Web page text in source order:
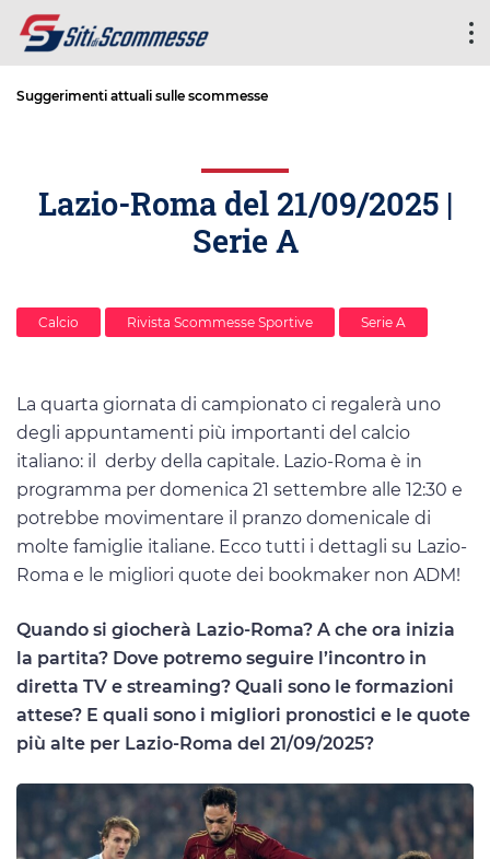
Suggerimenti attuali sulle scommesse
Lazio-Roma del 21/09/2025 |
Serie A
Calcio Rivista Scommesse Sportive Serie A
La quarta giornata di campionato ci regalerà uno
degli appuntamenti più importanti del calcio
italiano: il derby della capitale. Lazio-Roma è in
programma per domenica 21 settembre alle 12:30 e
potrebbe movimentare il pranzo domenicale di
molte famiglie italiane. Ecco tutti i dettagli su Lazio-
Roma e le migliori quote dei bookmaker non ADM!
Quando si giocherà Lazio-Roma? A che ora inizia
la partita? Dove potremo seguire l’incontro in
diretta TV e streaming? Quali sono le formazioni
attese? E quali sono i migliori pronostici e le quote
più alte per Lazio-Roma del 21/09/2025?